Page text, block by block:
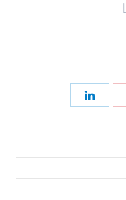
Share
Share